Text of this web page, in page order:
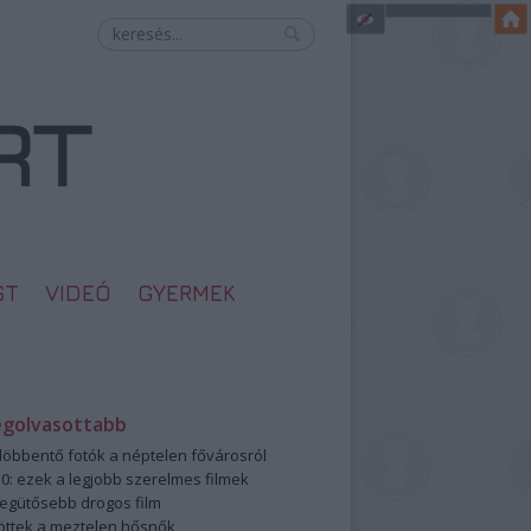
VIDEÓ GYERMEK
fotók a néptelen fővárosról
ezek a legjobb szerelmes filmek
drogos film
a meztelen hősnők